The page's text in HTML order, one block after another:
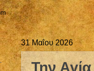
31 Μαΐου 2026
Την Αγία